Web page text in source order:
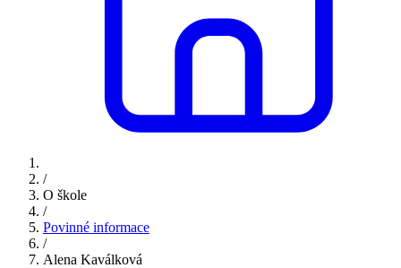
/
O škole
/
Povinné informace
/
Alena Kaválková